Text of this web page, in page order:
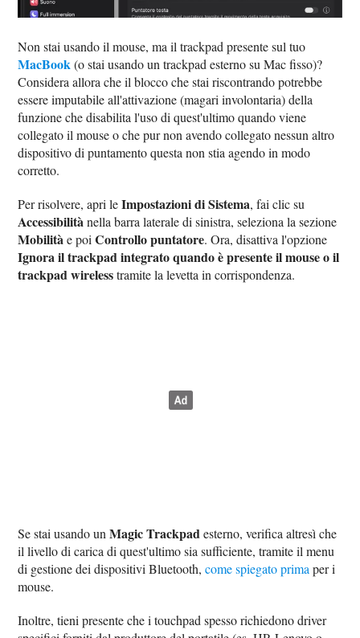
Non stai usando il mouse, ma il trackpad presente sul tuo
MacBook(o stai usando un trackpad esterno su Mac fisso)?
Considera allora che il blocco che stai riscontrando potrebbe
essere imputabile all'attivazione (magari involontaria) della
funzione che disabilita l'uso di quest'ultimo quando viene
collegato il mouse o che pur non avendo collegato nessun altro
dispositivo di puntamento questa non stia agendo in modo
corretto.
Per risolvere, apri leImpostazioni di Sistema, fai clic su
Accessibilitànella barra laterale di sinistra, seleziona la sezione
Mobilitàe poiControllo puntatore. Ora, disattiva l'opzione
Ignora il trackpad integrato quando è presente il mouse o il
trackpad wirelesstramite la levetta in corrispondenza.
Se stai usando unMagic Trackpadesterno, verifica altresì che
il livello di carica di quest'ultimo sia sufficiente, tramite il menu
di gestione dei dispositivi Bluetooth,come spiegato primaper i
mouse.
Inoltre, tieni presente che i touchpad spesso richiedono driver